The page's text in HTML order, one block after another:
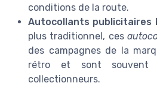
conditions de la route.
Autocollants publicitaires
plus traditionnel, ces
des campagnes de la
rétro et sont souvent
collectionneurs.